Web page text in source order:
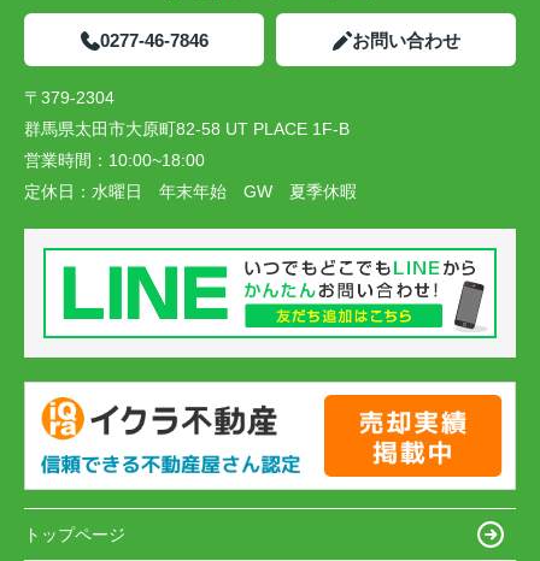
0277-46-7846 お問い合わせ
〒379-2304
群馬県太田市大原町82-58 UT PLACE 1F-B
営業時間： 10:00~18:00
定休日： 水曜日 年末年始 GW 夏季休暇
トップページ